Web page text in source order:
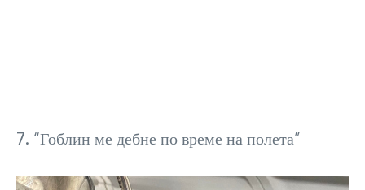
7. “Гоблин ме дебне по време на полета”